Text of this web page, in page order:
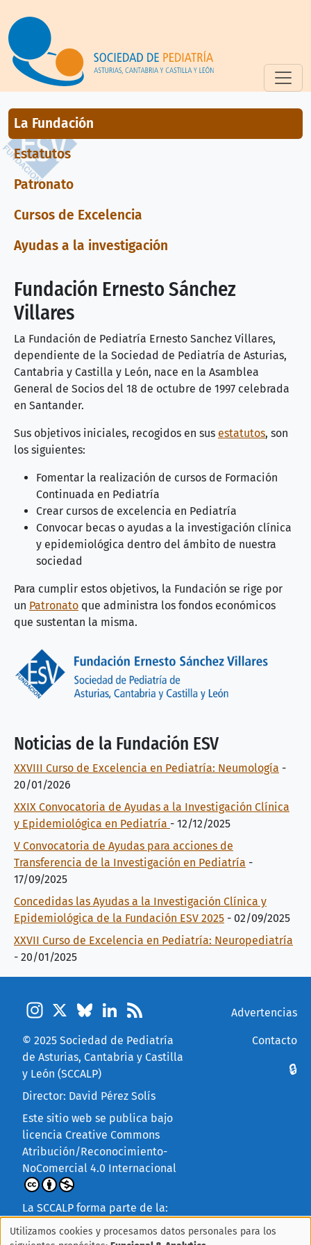
Fundación ESV
La Fundación
Estatutos
Patronato
Cursos de Excelencia
Ayudas a la investigación
Fundación Ernesto Sánchez
Villares
La Fundación de Pediatría Ernesto Sanchez Villares,
dependiente de la Sociedad de Pediatría de Asturias,
Cantabria y Castilla y León, nace en la Asamblea
General de Socios del 18 de octubre de 1997 celebrada
en Santander.
Sus objetivos iniciales, recogidos en sus estatutos, son
los siguientes:
Fomentar la realización de cursos de Formación
Continuada en Pediatría
Crear cursos de excelencia en Pediatría
Convocar becas o ayudas a la investigación clínica
y epidemiológica dentro del ámbito de nuestra
sociedad
Para cumplir estos objetivos, la Fundación se rige por
un Patronato que administra los fondos económicos
que sustentan la misma.
Noticias de la Fundación ESV
XXVIII Curso de Excelencia en Pediatría: Neumología -
20/01/2026
XXIX Convocatoria de Ayudas a la Investigación Clínica
y Epidemiológica en Pediatría - 12/12/2025
V Convocatoria de Ayudas para acciones de
Transferencia de la Investigación en Pediatría -
17/09/2025
Concedidas las Ayudas a la Investigación Clínica y
Epidemiológica de la Fundación ESV 2025 - 02/09/2025
XXVII Curso de Excelencia en Pediatría: Neuropediatría
- 20/01/2025
Instagram BlueskyLinkedIn
© 2025 Sociedad de Pediatría
de Asturias, Cantabria y Castilla
y León (SCCALP)
Director: David Pérez Solís
Este sitio web se publica bajo
licencia Creative Commons
Atribución/Reconocimiento-
NoComercial 4.0 Internacional
La SCCALP forma parte de la:
Pie de página
Advertencias
Contacto
Menú de 🔒
Utilizamos cookies y procesamos datos personales para los